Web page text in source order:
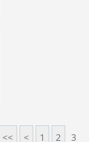
<< < 1 2 3